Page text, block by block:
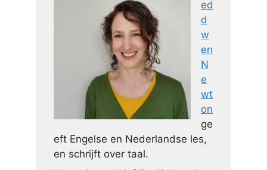
ed
d
w
en
N
e
wt
on
ge
eft Engelse en Nederlandse les,
en schrijft over taal.